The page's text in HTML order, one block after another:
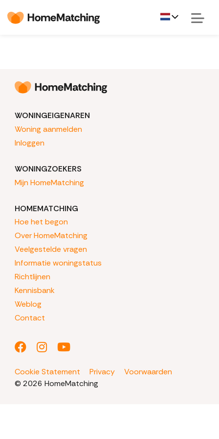
WONINGEIGENAREN
Woning aanmelden
Inloggen
WONINGZOEKERS
Mijn HomeMatching
HOMEMATCHING
Hoe het begon
Over HomeMatching
Veelgestelde vragen
Informatie woningstatus
Richtlijnen
Kennisbank
Weblog
Contact
Cookie Statement Privacy
Voorwaarden
© 2026 HomeMatching